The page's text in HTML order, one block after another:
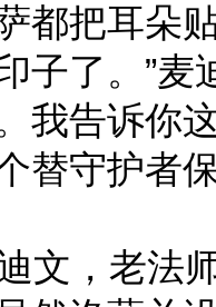
都把耳朵
子了。”麦
我告诉你
替守护者
文，老法